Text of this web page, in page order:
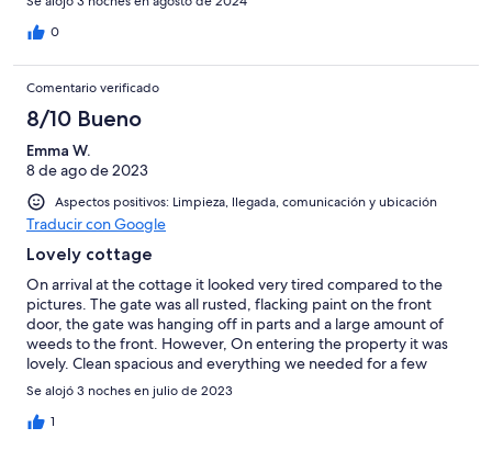
garbage away with them (not just place in a bin outside, but
take it away from the premises), and to check the electric meter
Those sorts of services should just be included in the overall
price of the stay in my opinion. Despite those slight confusions,
we enjoyed our stay in the cottage and found the wildlife (birds
and a fox) enchanting. The nights were extremely peaceful and
the surroundings picturesque!
0
Comentario verificado
8/10 Bueno
Emma W.
8 de ago de 2023
Aspectos positivos: Limpieza, llegada, comunicación y ubicación
Traducir con Google
Lovely cottage
On arrival at the cottage it looked very tired compared to the
pictures. The gate was all rusted, flacking paint on the front
door, the gate was hanging off in parts and a large amount of
weeds to the front. However, On entering the property it was
lovely. Clean spacious and everything we needed for a few
days. Kitchen well equipped and a good shower. The bedrooms
a great size and ideal for a larger family too. Bed comfortable.
The back garden really needed to be tended to as the weed
Se alojó 3 noches en julio de 2023
1